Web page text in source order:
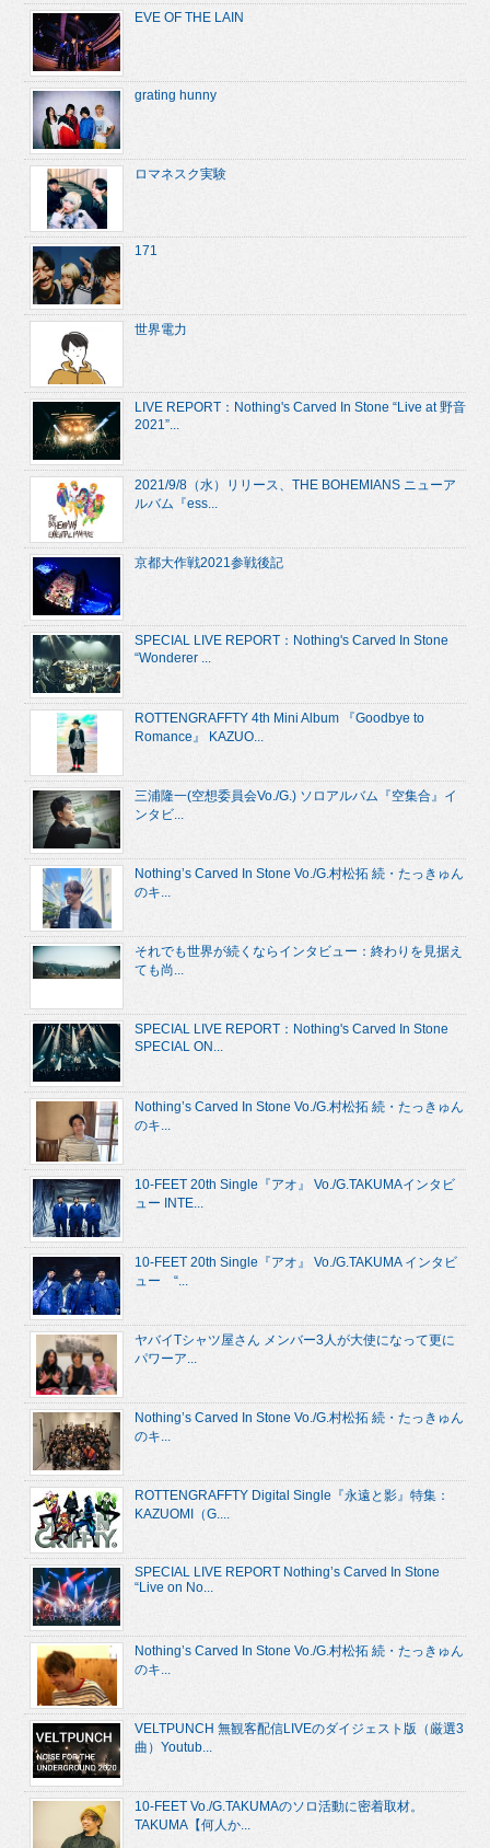
EVE OF THE LAIN
grating hunny
ロマネスク実験
171
世界電力
LIVE REPORT：Nothing's Carved In Stone “Live at 野音
2021”...
2021/9/8（水）リリース、THE BOHEMIANS ニューア
ルバム『ess...
京都大作戦2021参戦後記
SPECIAL LIVE REPORT：Nothing's Carved In Stone
“Wonderer ...
ROTTENGRAFFTY 4th Mini Album 『Goodbye to
Romance』 KAZUO...
三浦隆一(空想委員会Vo./G.) ソロアルバム『空集合』イ
ンタビ...
Nothing’s Carved In Stone Vo./G.村松拓 続・たっきゅん
のキ...
それでも世界が続くならインタビュー：終わりを見据え
ても尚...
SPECIAL LIVE REPORT：Nothing's Carved In Stone
SPECIAL ON...
Nothing’s Carved In Stone Vo./G.村松拓 続・たっきゅん
のキ...
10-FEET 20th Single『アオ』 Vo./G.TAKUMAインタビ
ュー INTE...
10-FEET 20th Single『アオ』 Vo./G.TAKUMA インタビ
ュー “...
ヤバイTシャツ屋さん メンバー3人が大使になって更に
パワーア...
Nothing’s Carved In Stone Vo./G.村松拓 続・たっきゅん
のキ...
ROTTENGRAFFTY Digital Single『永遠と影』特集：
KAZUOMI（G....
SPECIAL LIVE REPORT Nothing’s Carved In Stone
“Live on No...
Nothing’s Carved In Stone Vo./G.村松拓 続・たっきゅん
のキ...
VELTPUNCH 無観客配信LIVEのダイジェスト版（厳選3
曲）Youtub...
10-FEET Vo./G.TAKUMAのソロ活動に密着取材。
TAKUMA【何人か...